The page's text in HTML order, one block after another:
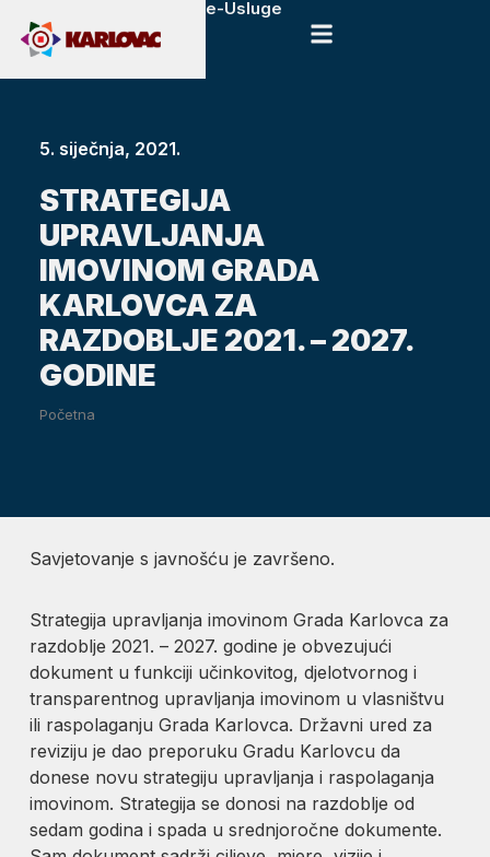
e-Usluge
5. siječnja, 2021.
STRATEGIJA
UPRAVLJANJA
IMOVINOM GRADA
KARLOVCA ZA
RAZDOBLJE 2021. – 2027.
GODINE
Početna
Savjetovanje s javnošću je završeno.
Strategija upravljanja imovinom Grada Karlovca za
razdoblje 2021. – 2027. godine je obvezujući
dokument u funkciji učinkovitog, djelotvornog i
transparentnog upravljanja imovinom u vlasništvu
ili raspolaganju Grada Karlovca. Državni ured za
reviziju je dao preporuku Gradu Karlovcu da
donese novu strategiju upravljanja i raspolaganja
imovinom. Strategija se donosi na razdoblje od
sedam godina i spada u srednjoročne dokumente.